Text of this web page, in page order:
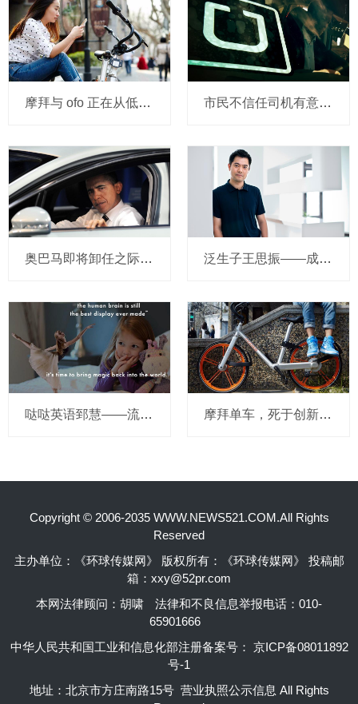
摩拜与 ofo 正在从低端出发颠覆滴滴？三家的机会与风险 市民不信任司机有意见，Uber的匹兹堡自动驾驶路试难度不小，路况也来捣乱
奥巴马即将卸任之际，要让无人驾驶汽车合法化？ 泛生子王思振——成立两年，融资数亿，基因检测如何帮助人类战胜癌症？
哒哒英语郅慧——流量这杯毒酒，你还喝吗？ 摩拜单车，死于创新的一百万种方式
Copyright © 2006-2035 WWW.NEWS521.COM.All Rights
Reserved
主办单位：《环球传媒网》 版权所有：《环球传媒网》 投稿邮
箱：xxy@52pr.com
本网法律顾问：胡啸
法律和不良信息举报电话：010-
65901666
中华人民共和国工业和信息化部注册备案号： 京ICP备08011892
号-1
地址：北京市方庄南路15号 营业执照公示信息 All Rights